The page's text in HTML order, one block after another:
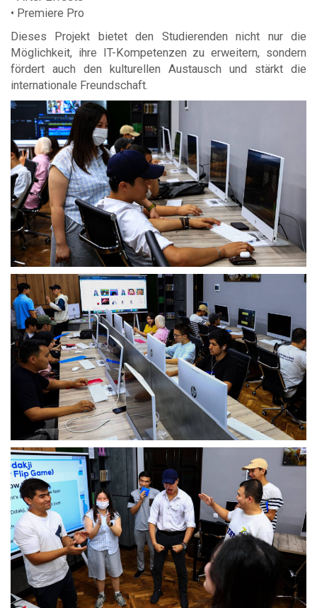
• Premiere Pro
Dieses Projekt bietet den Studierenden nicht nur die
Möglichkeit, ihre IT-Kompetenzen zu erweitern, sondern
fördert auch den kulturellen Austausch und stärkt die
internationale Freundschaft.